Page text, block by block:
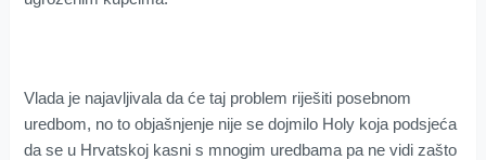
Vlada je najavljivala da će taj problem riješiti posebnom
uredbom, no to objašnjenje nije se dojmilo Holy koja podsjeća
da se u Hrvatskoj kasni s mnogim uredbama pa ne vidi zašto